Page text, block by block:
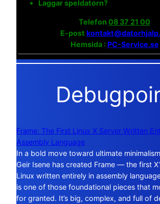
Laggar speldatorn?
Telefon 08 37 21 00
E-post
Hemsida :PC-Service.se
Frame: The First Linux X Server Written
Assembly Language
In a bold move toward ultimate
Geir Isene has created Frame — the first
Linux written entirely in assembly
is one of those foundational pieces that
for granted. It’s big, complex, and full of